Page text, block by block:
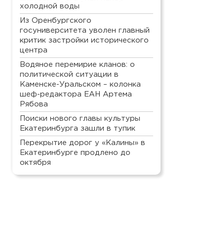
холодной воды
Из Оренбургского
госуниверситета уволен главный
критик застройки исторического
центра
Водяное перемирие кланов: о
политической ситуации в
Каменске-Уральском – колонка
шеф-редактора ЕАН Артема
Рябова
Поиски нового главы культуры
Екатеринбурга зашли в тупик
Перекрытие дорог у «Калины» в
Екатеринбурге продлено до
октября